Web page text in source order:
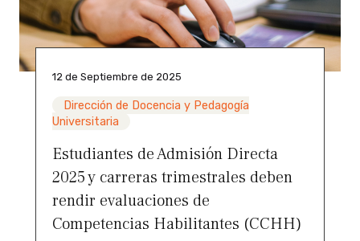
12 de Septiembre de 2025
Dirección de Docencia y Pedagogía
Universitaria
Estudiantes de Admisión Directa
2025 y carreras trimestrales deben
rendir evaluaciones de
Competencias Habilitantes (CCHH)